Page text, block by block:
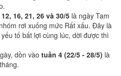
12, 16, 21, 26 và 30/5 là ngày Tam
rơi xuống mức Rất xấu. Đây là
tố bất lợi cùng lúc, dời được thì
dồn vào tuần 4 (22/5 - 28/5) là